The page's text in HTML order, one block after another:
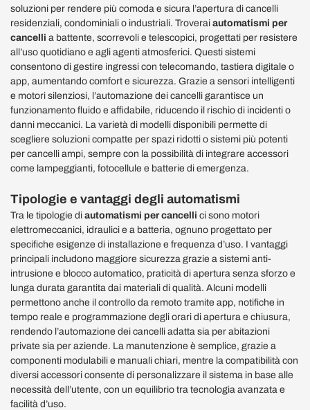
soluzioni per rendere più comoda e sicura l’apertura di cancelli
residenziali, condominiali o industriali. Troverai automatismi per
cancelli a battente, scorrevoli e telescopici, progettati per resistere
all’uso quotidiano e agli agenti atmosferici. Questi sistemi
consentono di gestire ingressi con telecomando, tastiera digitale o
app, aumentando comfort e sicurezza. Grazie a sensori intelligenti
e motori silenziosi, l’automazione dei cancelli garantisce un
funzionamento fluido e affidabile, riducendo il rischio di incidenti o
danni meccanici. La varietà di modelli disponibili permette di
scegliere soluzioni compatte per spazi ridotti o sistemi più potenti
per cancelli ampi, sempre con la possibilità di integrare accessori
come lampeggianti, fotocellule e batterie di emergenza.
Tipologie e vantaggi degli automatismi
Tra le tipologie di automatismi per cancelli ci sono motori
elettromeccanici, idraulici e a batteria, ognuno progettato per
specifiche esigenze di installazione e frequenza d’uso. I vantaggi
principali includono maggiore sicurezza grazie a sistemi anti-
intrusione e blocco automatico, praticità di apertura senza sforzo e
lunga durata garantita dai materiali di qualità. Alcuni modelli
permettono anche il controllo da remoto tramite app, notifiche in
tempo reale e programmazione degli orari di apertura e chiusura,
rendendo l’automazione dei cancelli adatta sia per abitazioni
private sia per aziende. La manutenzione è semplice, grazie a
componenti modulabili e manuali chiari, mentre la compatibilità con
diversi accessori consente di personalizzare il sistema in base alle
necessità dell’utente, con un equilibrio tra tecnologia avanzata e
facilità d’uso.